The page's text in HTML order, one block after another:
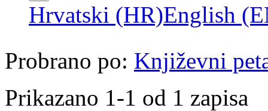
Hrvatski (HR)English
Probrano po: Književni
Prikazano 1-1 od 1 zapisa